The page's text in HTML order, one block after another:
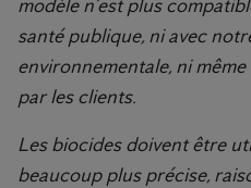
modèle n’est plus
santé publique, ni avec
environnementale, ni
par les clients.
Les biocides doivent être
beaucoup plus précise,